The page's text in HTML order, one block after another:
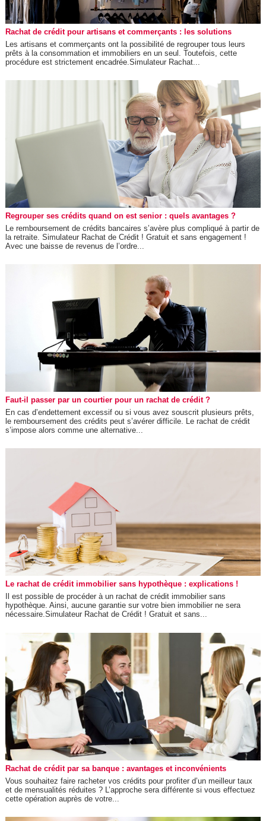
Rachat de crédit pour artisans et commerçants : les solutions
Les artisans et commerçants ont la possibilité de regrouper tous leurs
prêts à la consommation et immobiliers en un seul. Toutefois, cette
procédure est strictement encadrée.Simulateur Rachat...
Regrouper ses crédits quand on est senior : quels avantages ?
Le remboursement de crédits bancaires s’avère plus compliqué à partir de
la retraite. Simulateur Rachat de Crédit ! Gratuit et sans engagement !
Avec une baisse de revenus de l’ordre...
Faut-il passer par un courtier pour un rachat de crédit ?
En cas d’endettement excessif ou si vous avez souscrit plusieurs prêts,
le remboursement des crédits peut s’avérer difficile. Le rachat de crédit
s’impose alors comme une alternative...
Le rachat de crédit immobilier sans hypothèque : explications !
Il est possible de procéder à un rachat de crédit immobilier sans
hypothèque. Ainsi, aucune garantie sur votre bien immobilier ne sera
nécessaire.Simulateur Rachat de Crédit ! Gratuit et sans...
Rachat de crédit par sa banque : avantages et inconvénients
Vous souhaitez faire racheter vos crédits pour profiter d’un meilleur taux
et de mensualités réduites ? L’approche sera différente si vous effectuez
cette opération auprès de votre...